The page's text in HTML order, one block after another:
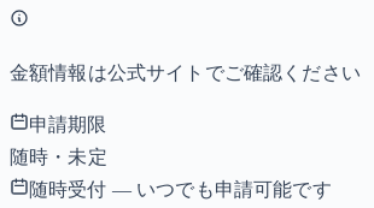
金額情報は公式サイトでご確認ください
申請期限
随時・未定
随時受付 — いつでも申請可能です